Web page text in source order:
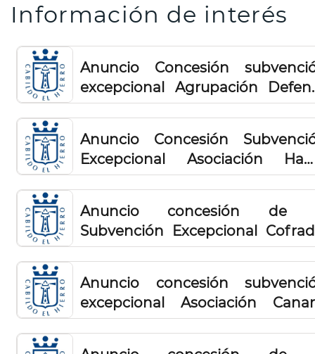
Información de interés
Anuncio Concesión
excepcional Agrupación
Sanitaria Ganadera 2026
Anuncio Concesión
Excepcional Asociación
Acompañamiento Psicosocial
Anuncio concesión de
Subvención Excepcional
de Pescadores Nuestra Señora
Anuncio concesión
excepcional Asociación
para la Promoción de las